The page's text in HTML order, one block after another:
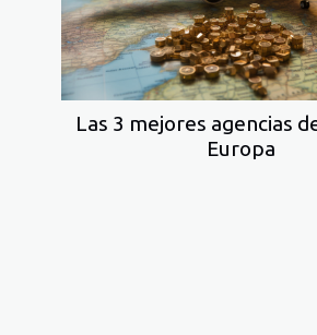
Las 3 mejores agencias
Europa